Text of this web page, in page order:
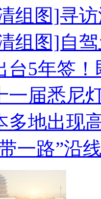
组图]寻
组图]自
台5年签
一届悉尼
多地出现
一路”沿